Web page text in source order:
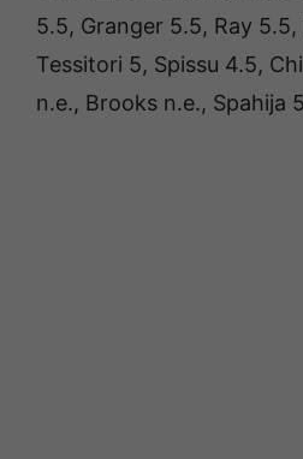
5.5, Granger 5.5, Ray
Tessitori 5, Spissu 4.5,
n.e., Brooks n.e., Spahija